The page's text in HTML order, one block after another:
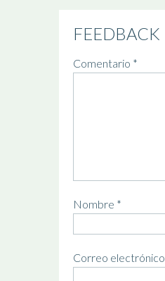
FEEDBACK
Comentario *
Nombre *
Correo electrónico